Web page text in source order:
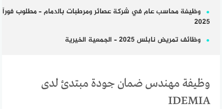
وظيفة محاسب عام في شركة عصائر ومرطبات بالدمام – مطلوب فوراً
2025
وظائف تمريض نابلس 2025 – الجمعية الخيرية
وظيفة مهندس ضمان جودة مبتدئ لدى
IDEMIA